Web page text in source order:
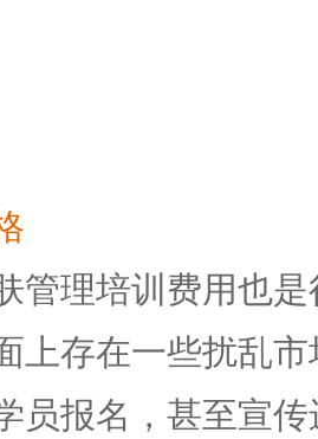
管理培训费用也
上存在一些扰乱
员报名，甚至宣